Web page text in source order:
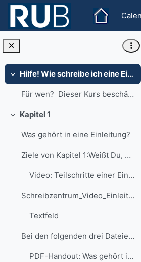
Skip to main content
Collapse Hilfe! Wie schreibe ich eine Einleitung?
Für wen? Dieser Kurs beschäftigt s...
Collapse
Kapitel 1
Was gehört in eine Einleitung?
Ziele von Kapitel 1:Weißt Du, was in die Einleit...
Video: Teilschritte einer EinleitungIn diesem Vide...
Schreibzentrum_Video_Einleitung_Teilschritte.mp4Te...
Textfeld
Bei den folgenden drei Dateien handelt es sich um ...
PDF-Handout: Was gehört in eine Einleitung?